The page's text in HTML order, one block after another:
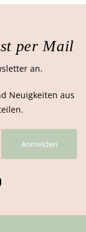
per Mail
an.
Neuigkeiten aus
Anmelden